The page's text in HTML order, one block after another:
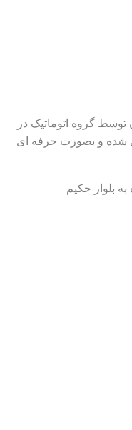
توسط گروه اتوماتیک در
شده و بصورت حرفه ای
بلوار حکیم